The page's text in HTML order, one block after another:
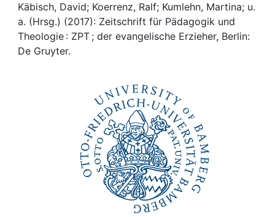
Awards
My FIS
Käbisch, David; Koerrenz, Ralf; Kumlehn, Martina; u.
a. (Hrsg.) (2017): Zeitschrift für Pädagogik und
Theologie : ZPT ; der evangelische Erzieher, Berlin:
De Gruyter.